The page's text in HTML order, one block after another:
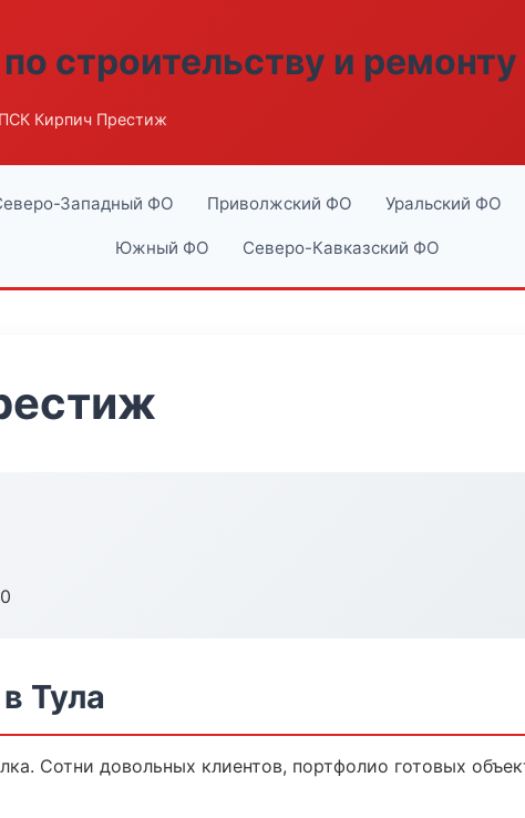
строительству и ремонту
Кирпич Престиж
Западный ФО Приволжский ФО Уральский ФО
Южный ФО Северо-Кавказский ФО
Тула
Сотни довольных клиентов, портфолио готовых